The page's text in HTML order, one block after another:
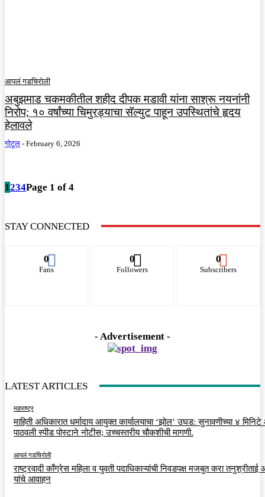
आपलं गडचिरोली
अबुझमाड चकमकीतील शहीद दीपक मडावी यांना साश्रू नयनांनी
निरोप; १० वर्षांच्या चिमुरड्याचा सॅल्युट पाहून उपस्थितांचे हृदय
हेलावले
गोटूल - February 6, 2026
1234Page 1 of 4
STAY CONNECTED
0
Fans
0
Followers
0
Subscribers
- Advertisement -
LATEST ARTICLES
महाराष्ट्र
माहिती अधिकारात धर्मादाय आयुक्त कार्यालयाचा ‘झोल’ उघड: सुनावणीच्या ४
पाठवली स्पीड पोस्टाने नोटीस; उच्चस्तरीय चौकशीची मागणी.
आपलं गडचिरोली
राष्ट्रवादी काँग्रेस महिला व युवती पदाधिकाऱ्यांची निवडपक्ष मजबुत करा तनुश्रीताई
यांचे आवाहन